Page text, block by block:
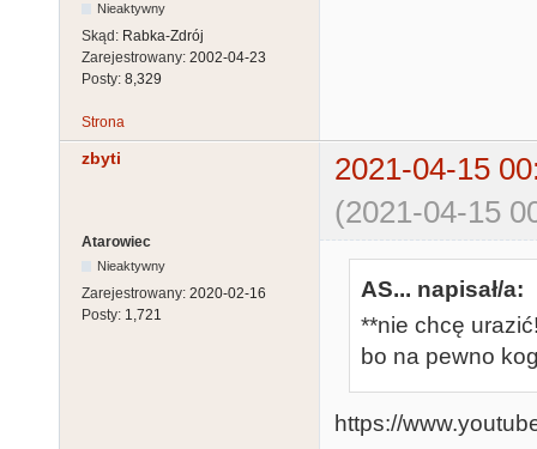
Nieaktywny
Skąd: Rabka-Zdrój
Zarejestrowany: 2002-04-23
Posty: 8,329
Strona
zbyti
2021-04-15
(2021-04-15
Atarowiec
Nieaktywny
Zarejestrowany: 2020-02-16
Posty: 1,721
AS... napisał/a:
**nie chcę
bo na pewno
https://